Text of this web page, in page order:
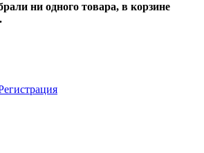
ни одного товара, в корзине